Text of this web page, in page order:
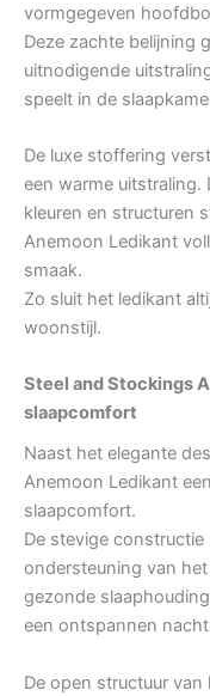
vormgegeven
Deze zachte belijning
uitnodigende
speelt in de
De luxe stoffering
een warme uitstraling.
kleuren en structuren
Anemoon Ledikant
smaak.
Zo sluit het ledikant
woonstijl.
Steel and Stockings
slaapcomfort
Naast het elegante
Anemoon Ledikant
slaapcomfort.
De stevige
ondersteuning van
gezonde
een ontspannen
De open structuur